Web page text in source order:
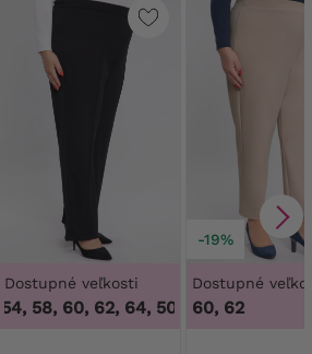
Dostupné veľkosti
58, 60, 62, 64,50, 52, 54, 58, 60,
-19%
Dostupné
60, 62